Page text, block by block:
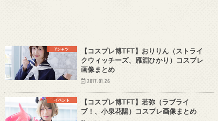
Yシャツ
【コスプレ博TFT】おりりん（ストライ
クウィッチーズ、雁淵ひかり）コスプレ
画像まとめ
2017.01.26
イベント
【コスプレ博TFT】若弥（ラブライ
ブ！、小泉花陽）コスプレ画像まとめ